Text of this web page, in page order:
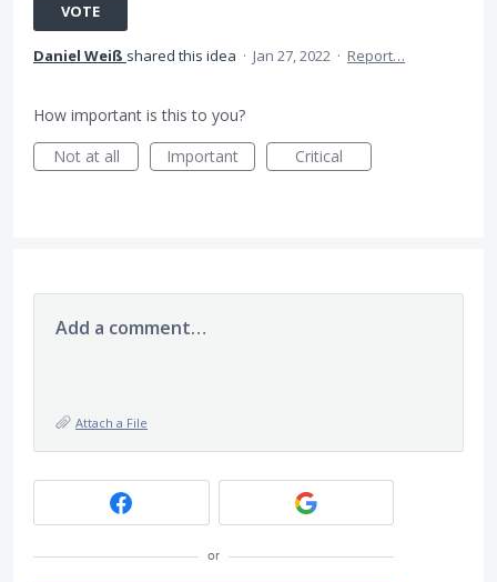
VOTE
Daniel Weiß shared this idea · Jan 27, 2022 · Report…
How important is this to you?
Not at all
Important Critical
Add a comment…
Attach a File
or